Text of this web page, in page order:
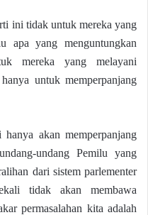
ini tidak untuk mereka yang
apa yang menguntungkan
mereka yang melayani
untuk memperpanjang
akan memperpanjang
undang Pemilu yang
dari sistem parlementer
tidak akan membawa
permasalahan kita adalah